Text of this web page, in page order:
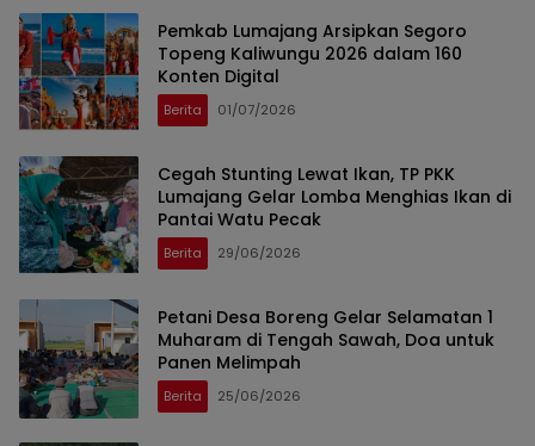
Pemkab Lumajang Arsipkan Segoro
Topeng Kaliwungu 2026 dalam 160
Konten Digital
Berita 01/07/2026
Cegah Stunting Lewat Ikan, TP PKK
Lumajang Gelar Lomba Menghias Ikan di
Pantai Watu Pecak
Berita 29/06/2026
Petani Desa Boreng Gelar Selamatan 1
Muharam di Tengah Sawah, Doa untuk
Panen Melimpah
Berita 25/06/2026